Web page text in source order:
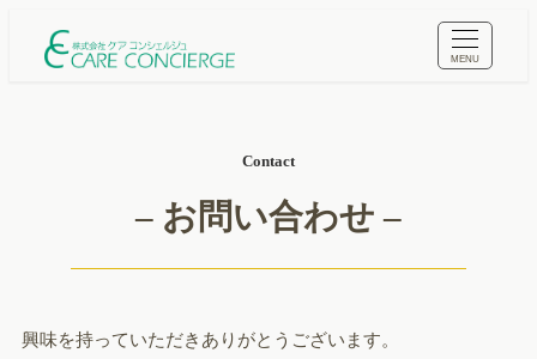
動
MENU
Contact
– お問い合わせ –
興味を持っていただきありがとうございます。